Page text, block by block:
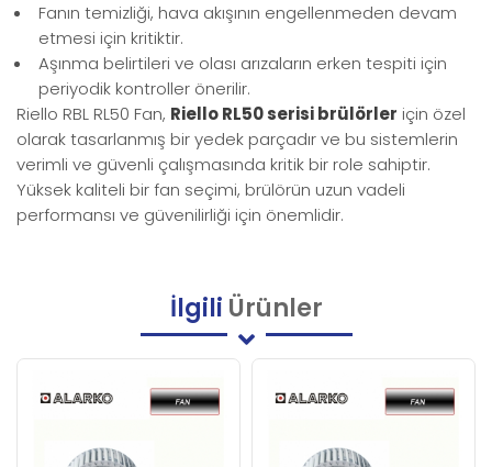
Fanın temizliği, hava akışının engellenmeden devam
etmesi için kritiktir.
Aşınma belirtileri ve olası arızaların erken tespiti için
periyodik kontroller önerilir.
Riello RBL RL50 Fan, Riello RL50 serisi brülörler için özel
olarak tasarlanmış bir yedek parçadır ve bu sistemlerin
verimli ve güvenli çalışmasında kritik bir role sahiptir.
Yüksek kaliteli bir fan seçimi, brülörün uzun vadeli
performansı ve güvenilirliği için önemlidir.
İlgili Ürünler